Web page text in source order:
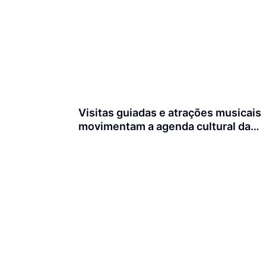
Visitas guiadas e atrações musicais
movimentam a agenda cultural da